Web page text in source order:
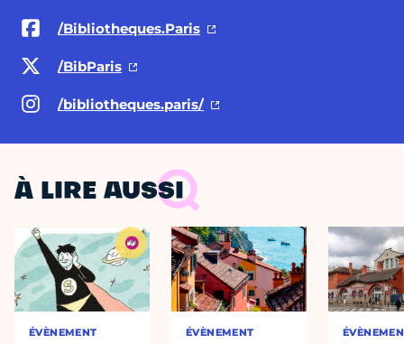
/Bibliotheques.Paris
/BibParis
/bibliotheques.paris/
À LIRE AUSSI
ÉVÈNEMENT ÉVÈNEMENT